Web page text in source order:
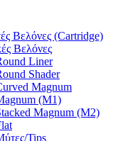
Βελόνες (Cartridge)
Βελόνες
Liner
Shader
Magnum
(M1)
Magnum (M2)
Tips